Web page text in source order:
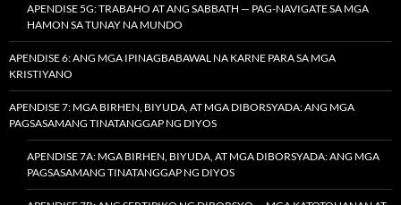
APENDISE 5G: TRABAHO AT ANG SABBATH — PAG-NAVIGATE SA MGA
HAMON SA TUNAY NA MUNDO
APENDISE 6: ANG MGA IPINAGBABAWAL NA KARNE PARA SA MGA
KRISTIYANO
APENDISE 7: MGA BIRHEN, BIYUDA, AT MGA DIBORSYADA: ANG MGA
PAGSASAMANG TINATANGGAP NG DIYOS
APENDISE 7A: MGA BIRHEN, BIYUDA, AT MGA DIBORSYADA: ANG MGA
PAGSASAMANG TINATANGGAP NG DIYOS